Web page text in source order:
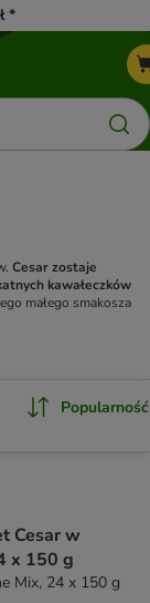
*
Cesar zostaje
kawałeczków
małego smakosza
Popularność
Cesar w
x 150 g
Mix, 24 x 150 g